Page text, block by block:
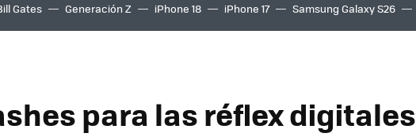
Gates Generación Z iPhone 18 iPhone 17 Samsung Galaxy S26
para las réflex digitales